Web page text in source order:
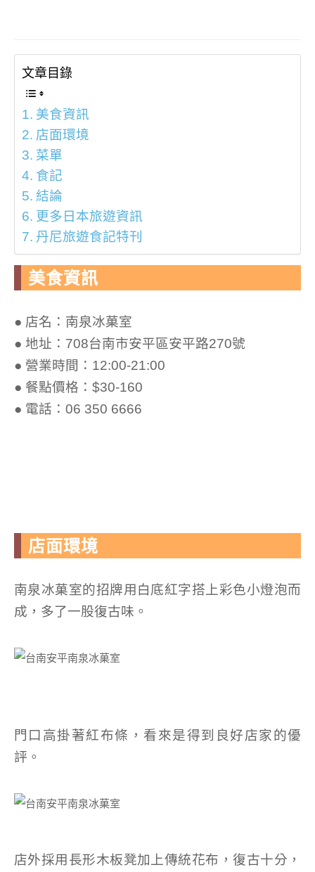
文章目錄
美食資訊
店面環境
菜單
食記
結論
更多日本旅遊資訊
丹尼旅遊食記特刊
美食資訊
● 店名：南泉冰菓室
● 地址：708台南市安平區安平路270號
● 營業時間：12:00-21:00
● 餐點價格：$30-160
● 電話：06 350 6666
店面環境
南泉冰菓室的招牌用白底紅字搭上彩色小燈泡而
成，多了一股復古味。
門口高掛著紅布條，看來是得到良好店家的優
評。
店外採用長形木板凳加上傳統花布，復古十分，